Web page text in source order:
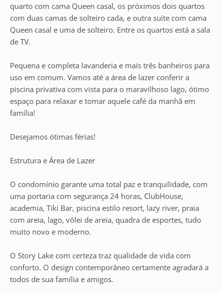
quarto com cama Queen casal, os próximos dois quartos
com duas camas de solteiro cada, e outra suíte com cama
Queen casal e uma de solteiro. Entre os quartos está a sala
de TV.
Pequena e completa lavanderia e mais três banheiros para
uso em comum. Vamos até a área de lazer conferir a
piscina privativa com vista para o maravilhoso lago, ótimo
espaço para relaxar e tomar aquele café da manhã em
família!
Desejamos ótimas férias!
Estrutura e Área de Lazer
O condomínio garante uma total paz e tranquilidade, com
uma portaria com segurança 24 horas, ClubHouse,
academia, Tiki Bar, piscina estilo resort, lazy river, praia
com areia, lago, vôlei de areia, quadra de esportes, tudo
muito novo e moderno.
O Story Lake com certeza traz qualidade de vida com
conforto. O design contemporâneo certamente agradará a
todos de sua família e amigos.